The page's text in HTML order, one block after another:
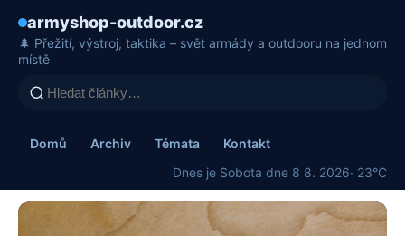
armyshop-outdoor.cz
🌲 Přežití, výstroj, taktika – svět armády a outdooru na jednom
místě
Domů Archiv Témata
Kontakt
Dnes je Sobota dne 8 8. 2026· 23°C